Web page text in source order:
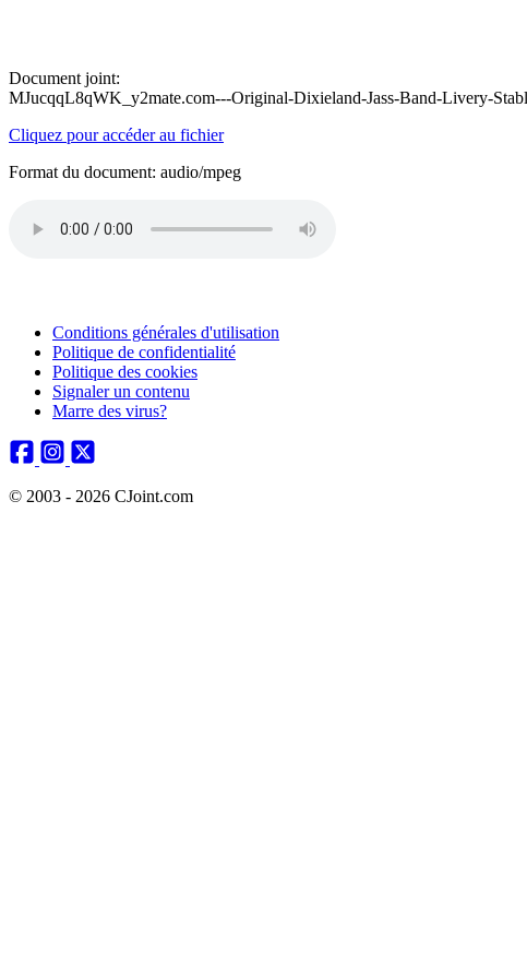
Document joint:
MJucqqL8qWK_y2mate.com---Original-Dixieland-Jass-Band-Livery-
Cliquez pour accéder au fichier
Format du document: audio/mpeg
Conditions générales d'utilisation
Politique de confidentialité
Politique des cookies
Signaler un contenu
Marre des virus?
© 2003 - 2026 CJoint.com